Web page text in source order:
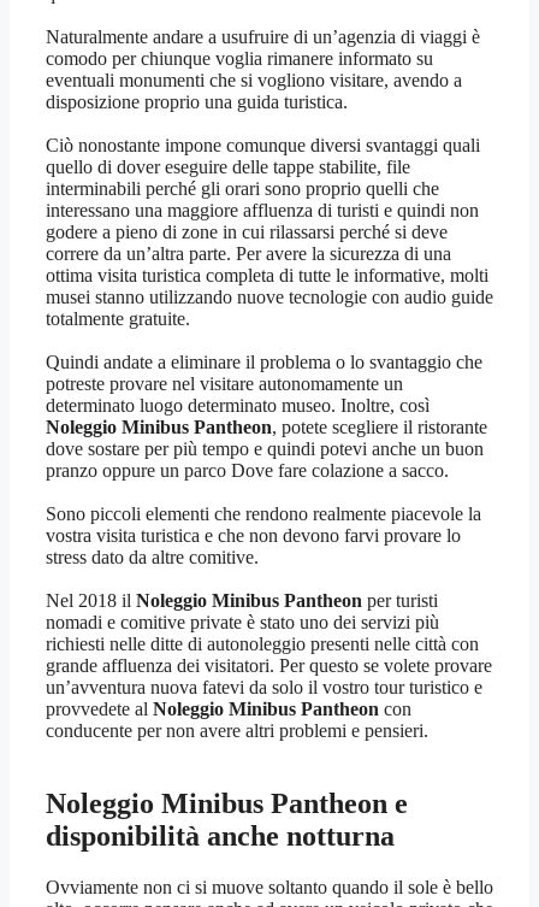
Naturalmente andare a usufruire di un’agenzia di viaggi è
comodo per chiunque voglia rimanere informato su
eventuali monumenti che si vogliono visitare, avendo a
disposizione proprio una guida turistica.
Ciò nonostante impone comunque diversi svantaggi quali
quello di dover eseguire delle tappe stabilite, file
interminabili perché gli orari sono proprio quelli che
interessano una maggiore affluenza di turisti e quindi non
godere a pieno di zone in cui rilassarsi perché si deve
correre da un’altra parte. Per avere la sicurezza di una
ottima visita turistica completa di tutte le informative, molti
musei stanno utilizzando nuove tecnologie con audio guide
totalmente gratuite.
Quindi andate a eliminare il problema o lo svantaggio che
potreste provare nel visitare autonomamente un
determinato luogo determinato museo. Inoltre, così
Noleggio Minibus Pantheon, potete scegliere il ristorante
dove sostare per più tempo e quindi potevi anche un buon
pranzo oppure un parco Dove fare colazione a sacco.
Sono piccoli elementi che rendono realmente piacevole la
vostra visita turistica e che non devono farvi provare lo
stress dato da altre comitive.
Nel 2018 il Noleggio Minibus Pantheon per turisti
nomadi e comitive private è stato uno dei servizi più
richiesti nelle ditte di autonoleggio presenti nelle città con
grande affluenza dei visitatori. Per questo se volete provare
un’avventura nuova fatevi da solo il vostro tour turistico e
provvedete al Noleggio Minibus Pantheon con
conducente per non avere altri problemi e pensieri.
Noleggio Minibus Pantheon e
disponibilità anche notturna
Ovviamente non ci si muove soltanto quando il sole è bello